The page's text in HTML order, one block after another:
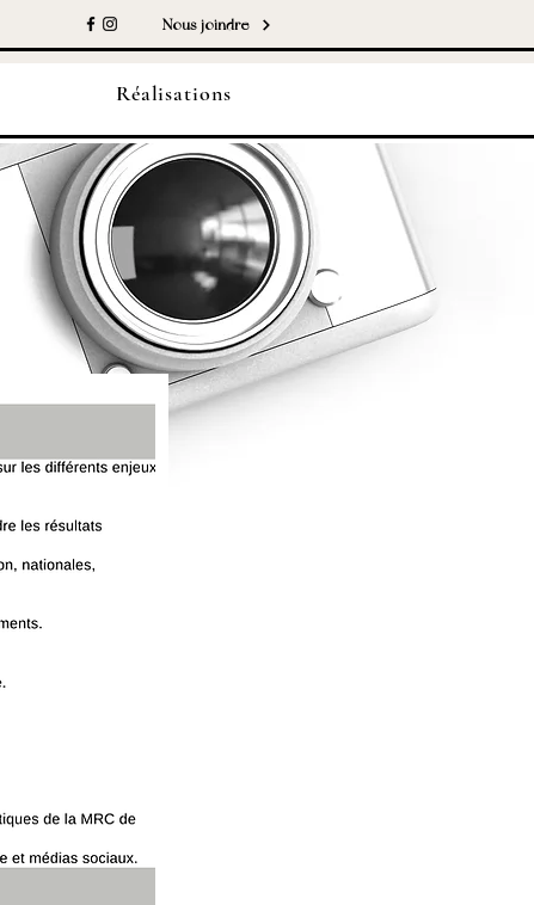
Nous joindre
Réalisations